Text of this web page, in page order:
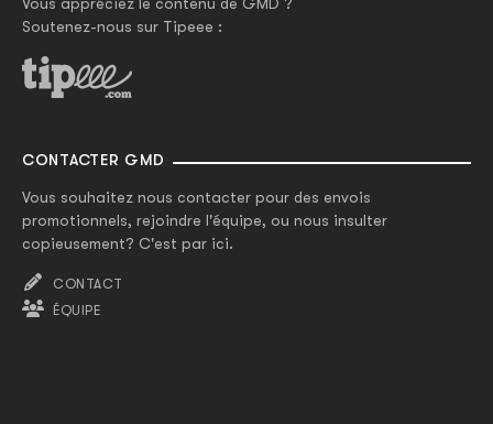
Vous appréciez le contenu de GMD ?
Soutenez-nous sur Tipeee :
CONTACTER GMD
Vous souhaitez nous contacter pour des envois
promotionnels, rejoindre l'équipe, ou nous insulter
copieusement? C'est par ici.
CONTACT
ÉQUIPE